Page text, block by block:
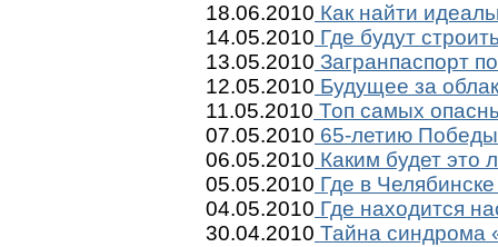
18.06.2010 Как найти
14.05.2010 Где будут
13.05.2010 Загранпаспорт
12.05.2010 Будущее за
11.05.2010 Топ самых
07.05.2010 65-летию
06.05.2010 Каким будет это
05.05.2010 Где в
04.05.2010 Где находится
30.04.2010 Тайна синдрома